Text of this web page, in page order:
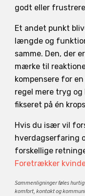
godt eller
Et andet punkt
længde og
samme. Den, der
mærke til
kompensere for
regel mere tryg
fikseret på én
Hvis du især vil
hverdagserfaring
forskellige
Foretrækker
Sammenligninger føles
komfort, kontakt og